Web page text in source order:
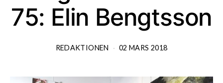
75: Elin Bengtsson
REDAKTIONEN 02 MARS 2018